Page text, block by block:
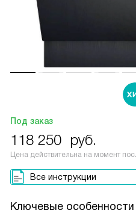
Под заказ
118 250 руб.
Цена действительна на момент
Все инструкции
Ключевые особенности